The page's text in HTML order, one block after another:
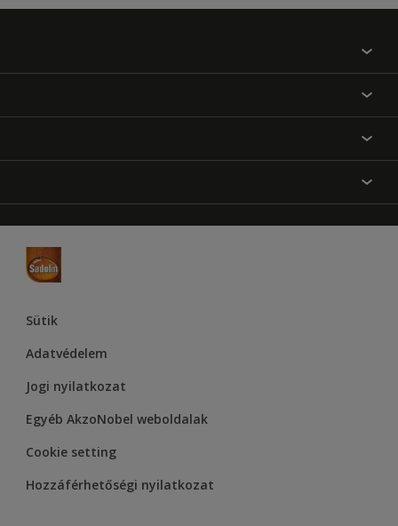
Üzlet kereső
Inspiráció
Hozzáférhetőség
Dulux
Supralux
Sütik
Adatvédelem
Jogi nyilatkozat
Egyéb AkzoNobel weboldalak
Cookie setting
Hozzáférhetőségi nyilatkozat